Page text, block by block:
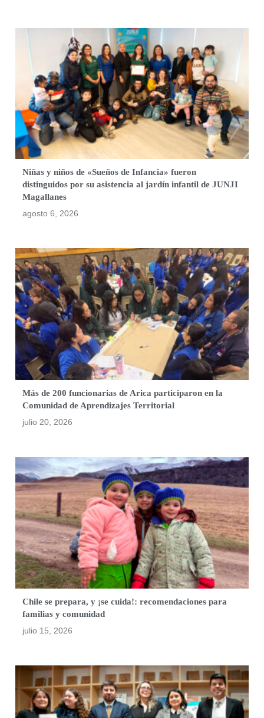
Niñas y niños de «Sueños de Infancia» fueron
distinguidos por su asistencia al jardín infantil de JUNJI
Magallanes
agosto 6, 2026
Más de 200 funcionarias de Arica participaron en la
Comunidad de Aprendizajes Territorial
julio 20, 2026
Chile se prepara, y ¡se cuida!: recomendaciones para
familias y comunidad
julio 15, 2026